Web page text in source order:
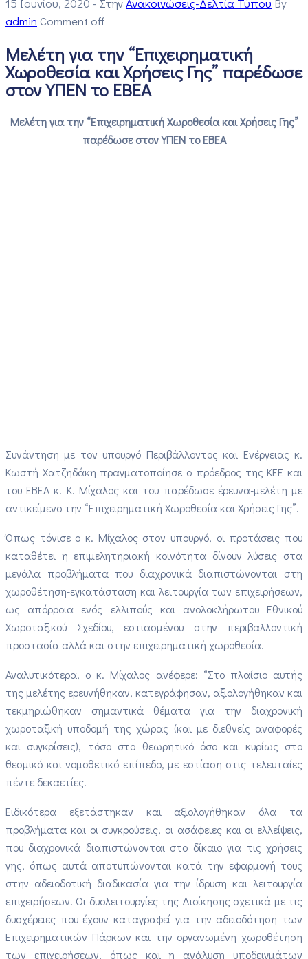
admin Comment off
Μελέτη για την “Επιχειρηματική
Χωροθεσία και Χρήσεις Γης” παρέδωσε
στον ΥΠΕΝ το ΕΒΕΑ
Μελέτη για την “Επιχειρηματική Χωροθεσία και Χρήσεις Γης”
παρέδωσε στον ΥΠΕΝ το ΕΒΕΑ
Συνάντηση με τον υπουργό Περιβάλλοντος και Ενέργειας κ.
Κωστή Χατζηδάκη πραγματοποίησε ο πρόεδρος της ΚΕΕ και
του ΕΒΕΑ κ. Κ. Μίχαλος και του παρέδωσε έρευνα-μελέτη με
αντικείμενο την “Επιχειρηματική Χωροθεσία και Χρήσεις Γης”.
Όπως τόνισε ο κ. Μίχαλος στον υπουργό, οι προτάσεις που
καταθέτει η επιμελητηριακή κοινότητα δίνουν λύσεις στα
μεγάλα προβλήματα που διαχρονικά διαπιστώνονται στη
χωροθέτηση-εγκατάσταση και λειτουργία των επιχειρήσεων,
ως απόρροια ενός ελλιπούς και ανολοκλήρωτου Εθνικού
Χωροταξικού Σχεδίου, εστιασμένου στην περιβαλλοντική
προστασία αλλά και στην επιχειρηματική χωροθεσία.
Αναλυτικότερα, ο κ. Μίχαλος ανέφερε: “Στο πλαίσιο αυτής
της μελέτης ερευνήθηκαν, κατεγράφησαν, αξιολογήθηκαν και
τεκμηριώθηκαν σημαντικά θέματα για την διαχρονική
χωροταξική υποδομή της χώρας (και με διεθνείς αναφορές
και συγκρίσεις), τόσο στο θεωρητικό όσο και κυρίως στο
θεσμικό και νομοθετικό επίπεδο, με εστίαση στις τελευταίες
πέντε δεκαετίες.
Ειδικότερα εξετάστηκαν και αξιολογήθηκαν όλα τα
προβλήματα και οι συγκρούσεις, οι ασάφειες και οι ελλείψεις,
που διαχρονικά διαπιστώνονται στο δίκαιο για τις χρήσεις
γης, όπως αυτά αποτυπώνονται κατά την εφαρμογή τους
στην αδειοδοτική διαδικασία για την ίδρυση και λειτουργία
επιχειρήσεων. Οι δυσλειτουργίες της Διοίκησης σχετικά με τις
δυσχέρειες που έχουν καταγραφεί για την αδειοδότηση των
Επιχειρηματικών Πάρκων και την οργανωμένη χωροθέτηση
των επιχειρήσεων, όπως και η ανάλυση υποδειγμάτων